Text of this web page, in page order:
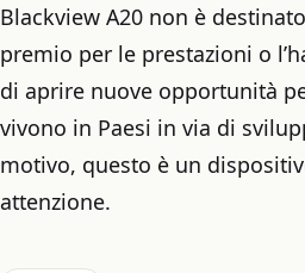
Blackview A20 non è
premio per le prestazioni o
di aprire nuove opportunità
vivono in Paesi in via di
motivo, questo è un
attenzione.